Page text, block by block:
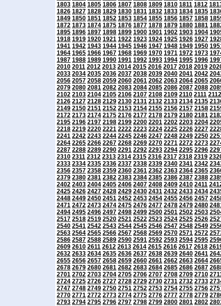
1803 1804 1805 1806 1807 1808 1809 1810 1811 1812
1826 1827 1828 1829 1830 1831 1832 1833 1834 1835
1849 1850 1851 1852 1853 1854 1855 1856 1857 1858
1872 1873 1874 1875 1876 1877 1878 1879 1880 1881
1895 1896 1897 1898 1899 1900 1901 1902 1903 1904
1918 1919 1920 1921 1922 1923 1924 1925 1926 1927
1941 1942 1943 1944 1945 1946 1947 1948 1949 1950
1964 1965 1966 1967 1968 1969 1970 1971 1972 1973
1987 1988 1989 1990 1991 1992 1993 1994 1995 1996
2010 2011 2012 2013 2014 2015 2016 2017 2018 2019
2033 2034 2035 2036 2037 2038 2039 2040 2041 2042
2056 2057 2058 2059 2060 2061 2062 2063 2064 2065
2079 2080 2081 2082 2083 2084 2085 2086 2087 2088
2102 2103 2104 2105 2106 2107 2108 2109 2110 2111 2112
2126 2127 2128 2129 2130 2131 2132 2133 2134 2135
2149 2150 2151 2152 2153 2154 2155 2156 2157 2158
2172 2173 2174 2175 2176 2177 2178 2179 2180 2181
2195 2196 2197 2198 2199 2200 2201 2202 2203 2204
2218 2219 2220 2221 2222 2223 2224 2225 2226 2227
2241 2242 2243 2244 2245 2246 2247 2248 2249 2250
2264 2265 2266 2267 2268 2269 2270 2271 2272 2273
2287 2288 2289 2290 2291 2292 2293 2294 2295 2296
2310 2311 2312 2313 2314 2315 2316 2317 2318 2319
2333 2334 2335 2336 2337 2338 2339 2340 2341 2342
2356 2357 2358 2359 2360 2361 2362 2363 2364 2365
2379 2380 2381 2382 2383 2384 2385 2386 2387 2388
2402 2403 2404 2405 2406 2407 2408 2409 2410 2411
2425 2426 2427 2428 2429 2430 2431 2432 2433 2434
2448 2449 2450 2451 2452 2453 2454 2455 2456 2457
2471 2472 2473 2474 2475 2476 2477 2478 2479 2480
2494 2495 2496 2497 2498 2499 2500 2501 2502 2503
2517 2518 2519 2520 2521 2522 2523 2524 2525 2526
2540 2541 2542 2543 2544 2545 2546 2547 2548 2549
2563 2564 2565 2566 2567 2568 2569 2570 2571 2572
2586 2587 2588 2589 2590 2591 2592 2593 2594 2595
2609 2610 2611 2612 2613 2614 2615 2616 2617 2618
2632 2633 2634 2635 2636 2637 2638 2639 2640 2641
2655 2656 2657 2658 2659 2660 2661 2662 2663 2664
2678 2679 2680 2681 2682 2683 2684 2685 2686 2687
2701 2702 2703 2704 2705 2706 2707 2708 2709 2710
2724 2725 2726 2727 2728 2729 2730 2731 2732 2733
2747 2748 2749 2750 2751 2752 2753 2754 2755 2756
2770 2771 2772 2773 2774 2775 2776 2777 2778 2779
2793 2794 2795 2796 2797 2798 2799 2800 2801 2802